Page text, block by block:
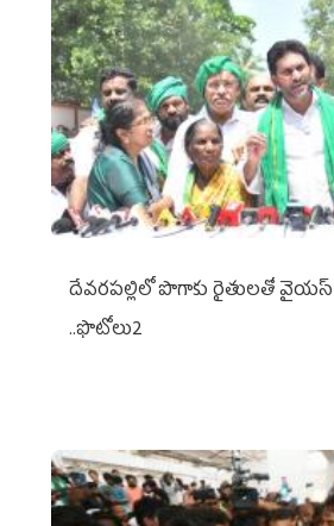
దేవరపల్లిలో పొగాకు రైతులతో
..ఫొటోలు2